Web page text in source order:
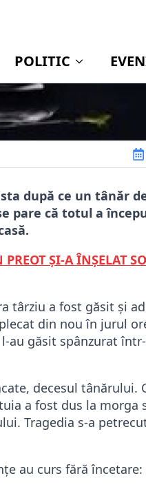
după ce un tânăr
pare că totul a
ŞI-A ÎNŞELAT
târziu a fost găsit și
din nou în jurul
au găsit spânzurat
decesul tânărului.
a fost dus la morga
Tragedia s-a
au curs fără încetare: